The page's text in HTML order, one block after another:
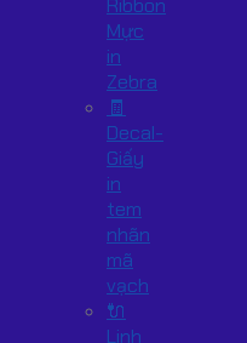
Ribbon
Mực
in
Zebra
🧾
Decal-
Giấy
in
tem
nhãn
mã
vạch
🔌
Linh